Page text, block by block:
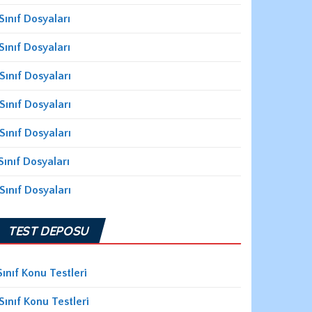
Dosyaları
Dosyaları
Dosyaları
Dosyaları
Dosyaları
Dosyaları
Dosyaları
TEST DEPOSU
Konu Testleri
Konu Testleri